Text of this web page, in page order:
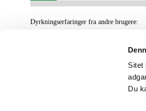
Sitet
Du
Dyrkningserfaringer fra andre brugere:
Der er endnu ingen indlæg fra andre brugere om